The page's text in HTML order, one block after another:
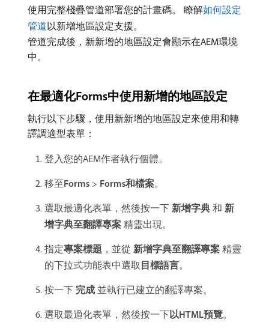
使用完整棧疊管道部署您的計畫碼。 瞭解如何設定
管道以新增地區設定支援。
管道完成後，新新增的地區設定會顯示在AEM環境
中。
在最適化Forms中使用新增的地區設定
執行以下步驟，使用新新增的地區設定來使用和轉
譯調適型表單：
登入您的AEM作者執行個體。
移至​Forms > Forms和檔案。
選取最適化表單，然後按一下​ 新增字典 ​和​ 新
增字典至翻譯專案 ​精靈出現。
指定​專案標題 ，並從​ 新增字典至翻譯專案 ​精靈
的下拉式功能表中選取​ 目標語言。
按一下​ 完成 ​並執行已建立的翻譯專案。
選取最適化表單，然後按一下​以HTML預覽。